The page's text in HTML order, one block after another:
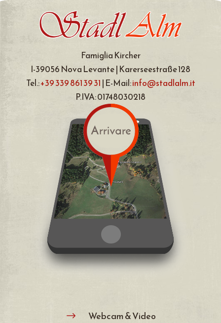
Famiglia Kircher
I-39056 Nova Levante | Karerseestraße 128
Tel.:+39 339 861 39 31| E-Mail:info@stadlalm.it
P.IVA: 01748030218
$ Webcam & Video